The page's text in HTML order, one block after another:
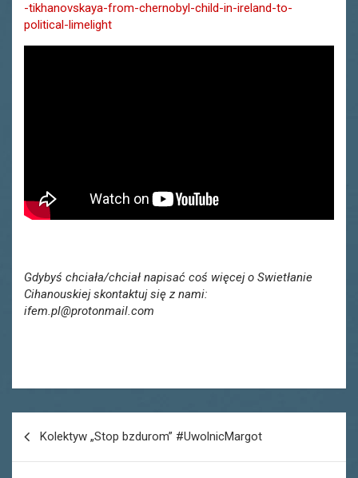
-tikhanovskaya-from-chernobyl-child-in-ireland-to-
political-limelight
Gdybyś chciała/chciał napisać coś więcej o Swietłanie
Cihanouskiej skontaktuj się z nami:
ifem.pl@protonmail.com
Kolektyw „Stop bzdurom” #UwolnicMargot